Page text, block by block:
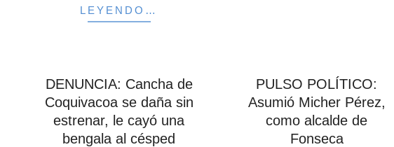
LEYENDO…
DENUNCIA: Cancha de
Coquivacoa se daña sin
estrenar, le cayó una
bengala al césped
PULSO POLÍTICO:
Asumió Micher Pérez,
como alcalde de
Fonseca